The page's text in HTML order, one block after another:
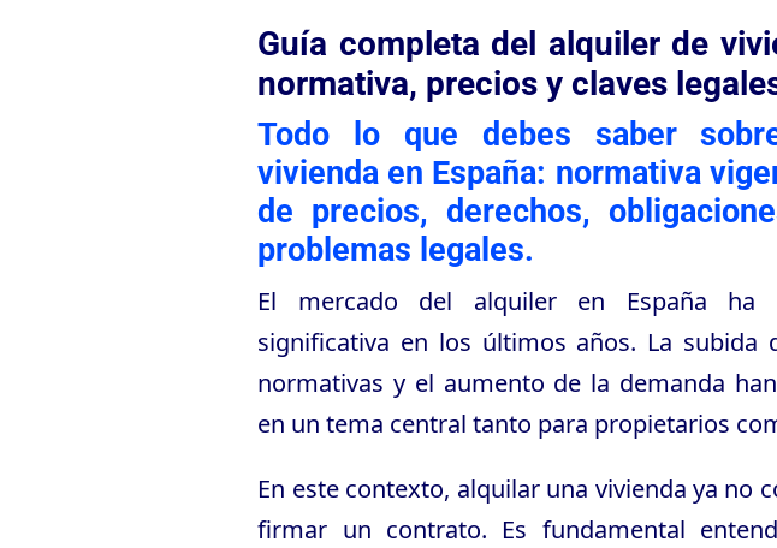
Guía completa del alquiler de
normativa, precios y claves
Todo lo que debes saber
vivienda en España: normativa
de precios, derechos,
problemas legales.
El mercado del alquiler en España ha
significativa en los últimos años. La subida
normativas y el aumento de la demanda
en un tema central tanto para propietarios
En este contexto, alquilar una vivienda ya no
firmar un contrato. Es fundamental